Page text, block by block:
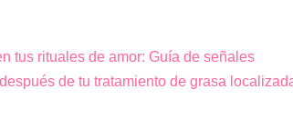
tus rituales de amor: Guía de señales
de tu tratamiento de grasa